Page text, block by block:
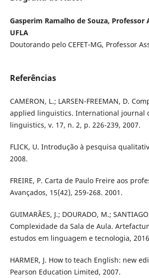
Gasperim Ramalho de Souza, Professor
UFLA
Doutorando pelo CEFET-MG, Professor
Referências
CAMERON, L.; LARSEN-FREEMAN, D.
applied linguistics. International journal
linguistics, v. 17, n. 2, p. 226-239, 2007.
FLICK, U. Introdução à pesquisa
2008.
FREIRE, P. Carta de Paulo Freire aos
Avançados, 15(42), 259-268. 2001.
GUIMARÃES, J.; DOURADO, M.;
Complexidade da Sala de Aula.
estudos em linguagem e tecnologia,
HARMER, J. How to teach English: new
Pearson Education Limited, 2007.